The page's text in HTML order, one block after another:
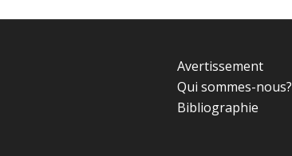
Avertissement
Qui sommes-nous?
Bibliographie